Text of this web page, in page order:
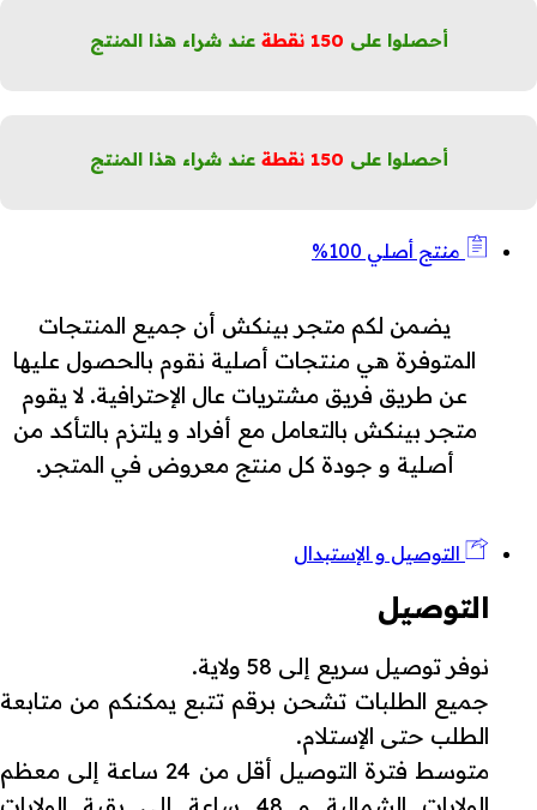
أحصلوا على 150 نقطة عند شراء هذا المنتج
أحصلوا على 150 نقطة عند شراء هذا المنتج
منتج أصلي 100%
يضمن لكم متجر بينكش أن جميع المنتجات
المتوفرة هي منتجات أصلية نقوم بالحصول عليها
عن طريق فريق مشتريات عال الإحترافية. لا يقوم
متجر بينكش بالتعامل مع أفراد و يلتزم بالتأكد من
أصلية و جودة كل منتج معروض في المتجر.
التوصيل و الإستبدال
التوصيل
نوفر توصيل سريع إلى 58 ولاية.
جميع الطلبات تشحن برقم تتبع يمكنكم من متابعة
الطلب حتى الإستلام.
متوسط فترة التوصيل أقل من 24 ساعة إلى معظم